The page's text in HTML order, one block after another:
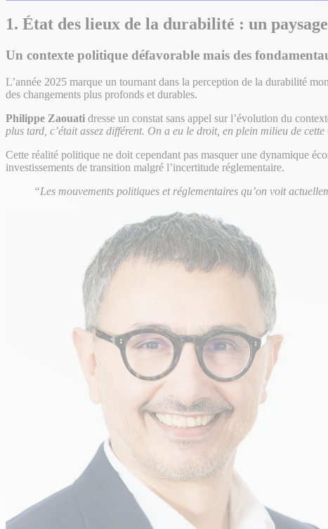
1. État des lieux de la durabilité : un
Un contexte politique défavorable mais des
L’année 2025 marque un tournant dans la perception de la durabilité
des changements plus profonds et durables.
Philippe Zaouati dresse un constat sans appel sur l’évolution du
plus tard, c’était assez différent. On a eu le droit, en plein milieu de
Cette réalité politique ne doit cependant pas masquer une dynamique
investissements de transition malgré l’incertitude réglementaire.
“Les mouvements politiques et réglementaires qu’on voit